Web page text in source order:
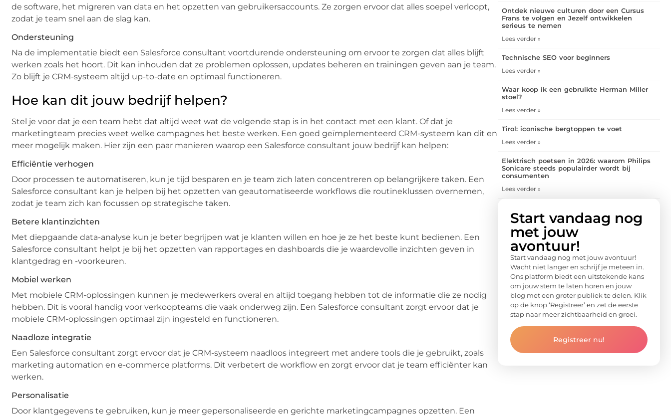
de software, het migreren van data en het opzetten van gebruikersaccounts. Ze zorgen ervoor dat alles soepel verloopt,
zodat je team snel aan de slag kan.
Ondersteuning
Na de implementatie biedt een Salesforce consultant voortdurende ondersteuning om ervoor te zorgen dat alles blijft
werken zoals het hoort. Dit kan inhouden dat ze problemen oplossen, updates beheren en trainingen geven aan je team.
Zo blijft je CRM-systeem altijd up-to-date en optimaal functioneren.
Hoe kan dit jouw bedrijf helpen?
Stel je voor dat je een team hebt dat altijd weet wat de volgende stap is in het contact met een klant. Of dat je
marketingteam precies weet welke campagnes het beste werken. Een goed geïmplementeerd CRM-systeem kan dit en
meer mogelijk maken. Hier zijn een paar manieren waarop een Salesforce consultant jouw bedrijf kan helpen:
Efficiëntie verhogen
Door processen te automatiseren, kun je tijd besparen en je team zich laten concentreren op belangrijkere taken. Een
Salesforce consultant kan je helpen bij het opzetten van geautomatiseerde workflows die routineklussen overnemen,
zodat je team zich kan focussen op strategische taken.
Betere klantinzichten
Met diepgaande data-analyse kun je beter begrijpen wat je klanten willen en hoe je ze het beste kunt bedienen. Een
Salesforce consultant helpt je bij het opzetten van rapportages en dashboards die je waardevolle inzichten geven in
klantgedrag en -voorkeuren.
Mobiel werken
Met mobiele CRM-oplossingen kunnen je medewerkers overal en altijd toegang hebben tot de informatie die ze nodig
hebben. Dit is vooral handig voor verkoopteams die vaak onderweg zijn. Een Salesforce consultant zorgt ervoor dat je
mobiele CRM-oplossingen optimaal zijn ingesteld en functioneren.
Naadloze integratie
Een Salesforce consultant zorgt ervoor dat je CRM-systeem naadloos integreert met andere tools die je gebruikt, zoals
marketing automation en e-commerce platforms. Dit verbetert de workflow en zorgt ervoor dat je team efficiënter kan
werken.
Personalisatie
Door klantgegevens te gebruiken, kun je meer gepersonaliseerde en gerichte marketingcampagnes opzetten. Een
Ontdek nieuwe culturen door een Cursus
Frans te volgen en Jezelf ontwikkelen
serieus te nemen
Lees verder »
Technische SEO voor beginners
Lees verder »
Waar koop ik een gebruikte Herman Miller
stoel?
Lees verder »
Tirol: iconische bergtoppen te voet
Lees verder »
Elektrisch poetsen in 2026: waarom Philips
Sonicare steeds populairder wordt bij
consumenten
Lees verder »
Start vandaag nog
met jouw
avontuur!
Start vandaag nog met jouw avontuur!
Wacht niet langer en schrijf je meteen in.
Ons platform biedt een uitstekende kans
om jouw stem te laten horen en jouw
blog met een groter publiek te delen. Klik
op de knop ‘Registreer’ en zet de eerste
stap naar meer zichtbaarheid en groei.
Registreer nu!